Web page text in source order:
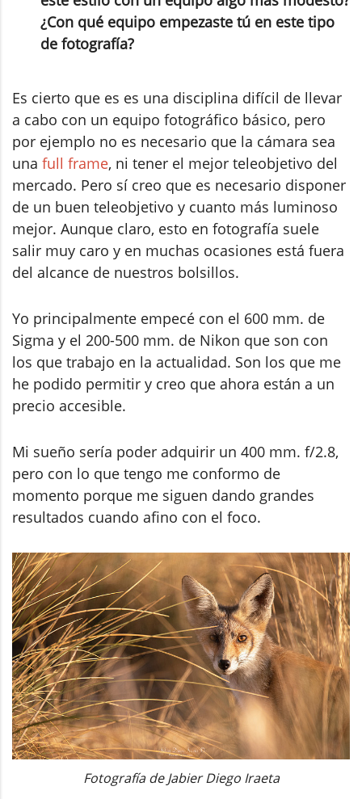
¿Con qué equipo empezaste tú en este tipo
de fotografía?
Es cierto que es es una disciplina difícil de llevar
a cabo con un equipo fotográfico básico, pero
por ejemplo no es necesario que la cámara sea
una full frame, ni tener el mejor teleobjetivo del
mercado. Pero sí creo que es necesario disponer
de un buen teleobjetivo y cuanto más luminoso
mejor. Aunque claro, esto en fotografía suele
salir muy caro y en muchas ocasiones está fuera
del alcance de nuestros bolsillos.
Yo principalmente empecé con el 600 mm. de
Sigma y el 200-500 mm. de Nikon que son con
los que trabajo en la actualidad. Son los que me
he podido permitir y creo que ahora están a un
precio accesible.
Mi sueño sería poder adquirir un 400 mm. f/2.8,
pero con lo que tengo me conformo de
momento porque me siguen dando grandes
resultados cuando afino con el foco.
Fotografía de Jabier Diego Iraeta